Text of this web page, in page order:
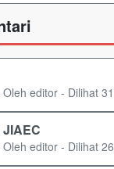
editor - Dilihat
editor - Dilihat